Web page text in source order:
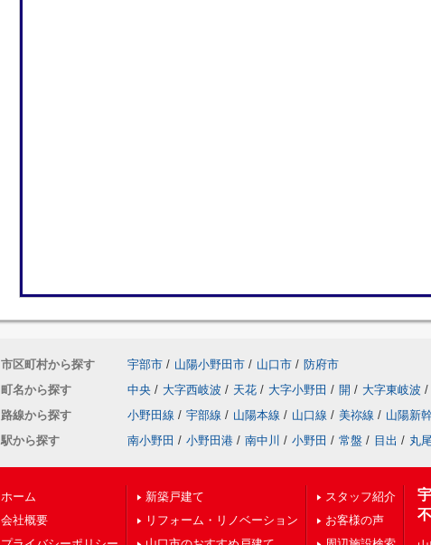
市区町村から探す 宇部市 / 山陽小野田市 / 山口市 / 防府市
町名から探す
中央 / 大字西岐波 / 天花 / 大字小野田 / 開 / 大字東岐波 /
路線から探す
小野田線 / 宇部線 / 山陽本線 / 山口線 / 美祢線 / 山陽新
駅から探す
南小野田 / 小野田港 / 南中川 / 小野田 / 常盤 / 目出 / 丸
ホーム
会社概要
新築戸建て
リフォーム・リノベーション
スタッフ紹介
お客様の声